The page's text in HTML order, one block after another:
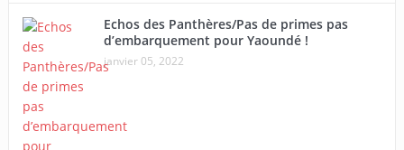
Echos des Panthères/Pas de primes pas
d’embarquement pour Yaoundé !
janvier 05, 2022